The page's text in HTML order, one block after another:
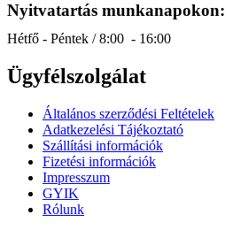
Nyitvatartás munkanapokon:
Hétfő - Péntek / 8:00 - 16:00
Ügyfélszolgálat
Általános szerződési Feltételek
Adatkezelési Tájékoztató
Szállítási információk
Fizetési információk
Impresszum
GYIK
Rólunk